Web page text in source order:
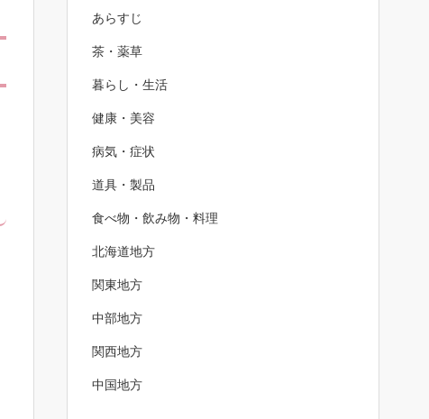
あらすじ
茶・薬草
暮らし・生活
健康・美容
病気・症状
道具・製品
食べ物・飲み物・料理
北海道地方
関東地方
中部地方
関西地方
中国地方